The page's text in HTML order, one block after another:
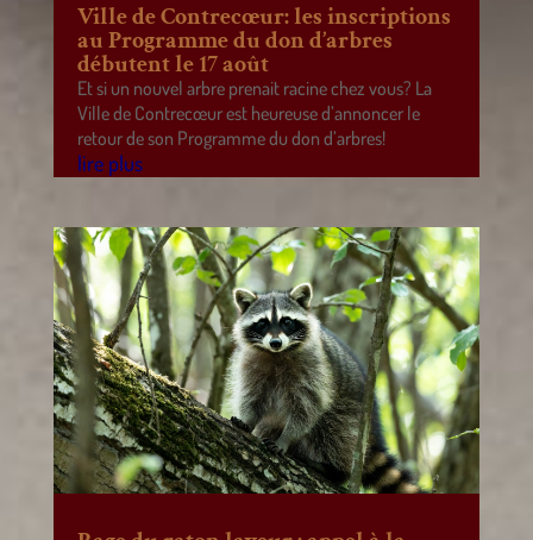
Ville de Contrecœur: les inscriptions
au Programme du don d’arbres
débutent le 17 août
Et si un nouvel arbre prenait racine chez vous? La
Ville de Contrecœur est heureuse d’annoncer le
retour de son Programme du don d’arbres!
lire plus